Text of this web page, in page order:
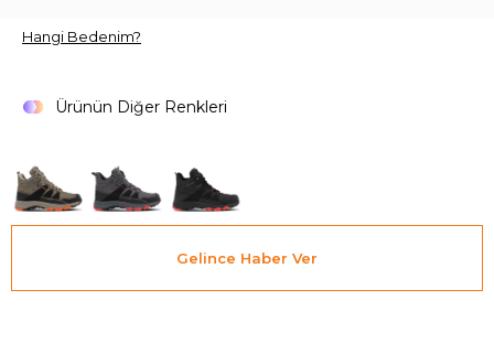
Hangi Bedenim?
Ürünün Diğer Renkleri
Gelince Haber Ver